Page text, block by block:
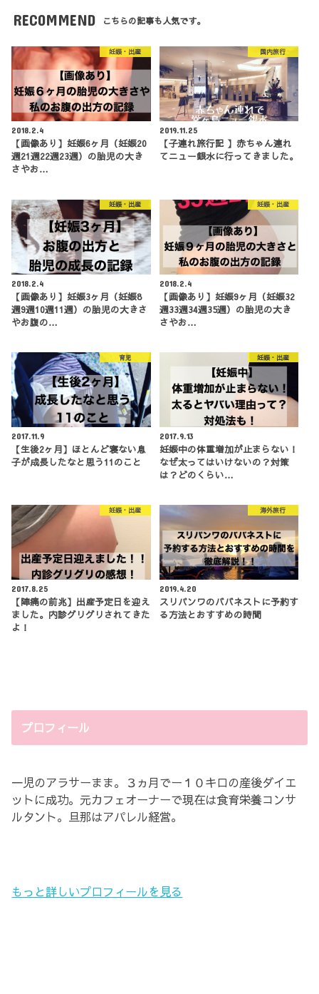
RECOMMEND こちらの記事も人気です。
妊娠・出産
2018.2.4
【画像あり】妊娠6ヶ月（妊娠20
週21週22週23週）の胎児の大き
さやお…
国内旅行
2019.11.25
【子連れ旅行記 】赤ちゃん連れ
てニュー銀水に行ってきました。
妊娠・出産
2018.2.4
【画像あり】妊娠3ヶ月（妊娠8
週9週10週11週）の胎児の大きさ
やお腹の…
妊娠・出産
2018.2.4
【画像あり】妊娠9ヶ月（妊娠32
週33週34週35週）の胎児の大き
さやお…
育児
2017.11.9
【生後2ヶ月】ほとんど寝ない息
子が成長したなと思う11のこと
妊娠・出産
2017.9.13
妊娠中の体重増加が止まらない！
なぜ太ってはいけないの？対策
は？どのくらい…
妊娠・出産
2017.8.25
【陣痛の前兆】出産予定日を迎え
ました。内診グリグリされてきた
よ！
海外旅行
2019.4.20
スリパンワのババネストに予約す
る方法とおすすめの時間
プロフィール
一児のアラサーまま。３ヵ月でー１０キロの産後ダイエ
ットに成功。元カフェオーナーで現在は食育栄養コンサ
ルタント。旦那はアパレル経営。
もっと詳しいプロフィールを見る